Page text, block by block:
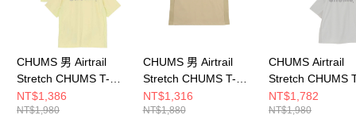
CHUMS 男 Airtrail
Stretch CHUMS T-
Shirt短袖上衣
CH012580Y074
NT$1,386
NT$1,980
CHUMS 男 Airtrail
Stretch CHUMS T-
Shirt短袖上衣
CH012344B001
NT$1,316
NT$1,880
CHUMS Airtrail
Stretch CHUMS
Shirt 男 短袖上
CH012580G020
NT$1,782
NT$1,980